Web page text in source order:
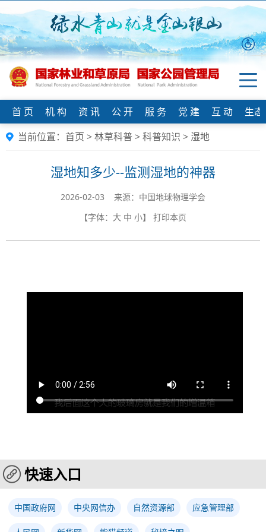
首 页 机 构 资 讯 公 开 服 务 党 建 互 动
生
当前位置： 首页 >林草科普>科普知识 > 湿地
湿地知多少--监测湿地的神器
2026-02-03 来源：中国地球物理学会
【字体： 大 中 小】 打印本页
快速入口
中国政府网 中央网信办 自然资源部 应急管理部